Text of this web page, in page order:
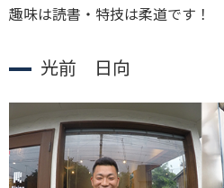
趣味は読書・特技は柔道です！
光前 日向